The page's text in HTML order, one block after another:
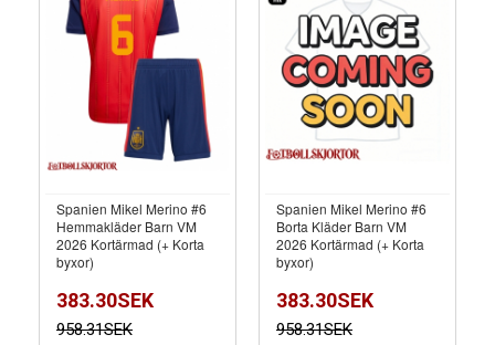
Spanien Mikel Merino #6
Hemmakläder Barn VM
2026 Kortärmad (+ Korta
byxor)
383.30SEK
958.31SEK
Spanien Mikel Merino #6
Borta Kläder Barn VM
2026 Kortärmad (+ Korta
byxor)
383.30SEK
958.31SEK